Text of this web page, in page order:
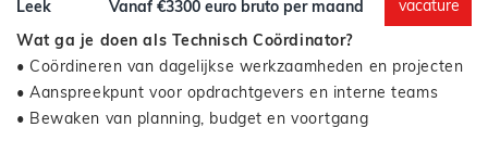
Rapporteren over voortgang, zowel technisch als
financieel
Signaleren van afwijkingen en bijsturen waar nodig
Opstellen van voortgangsrapportages en
impactanalyses
Adviseren over planningsrisico’s en optimalisaties
Leek Vanaf €3300 euro bruto per maand vacature
Wat ga je doen als Technisch Coördinator?
• Coördineren van dagelijkse werkzaamheden en projecten
• Aanspreekpunt voor opdrachtgevers en interne teams
• Bewaken van planning, budget en voortgang